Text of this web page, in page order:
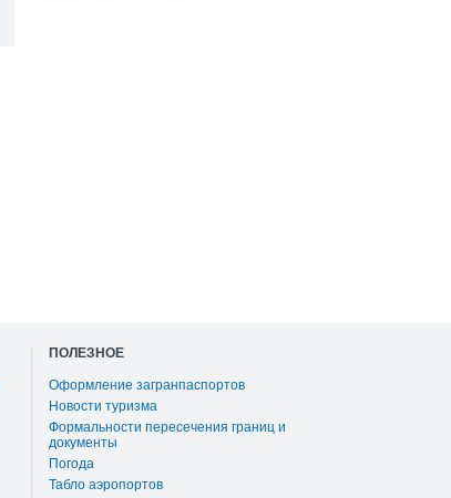
ПОЛЕЗНОЕ
Оформление загранпаспортов
Новости туризма
Формальности пересечения границ и
документы
Погода
Табло аэропортов